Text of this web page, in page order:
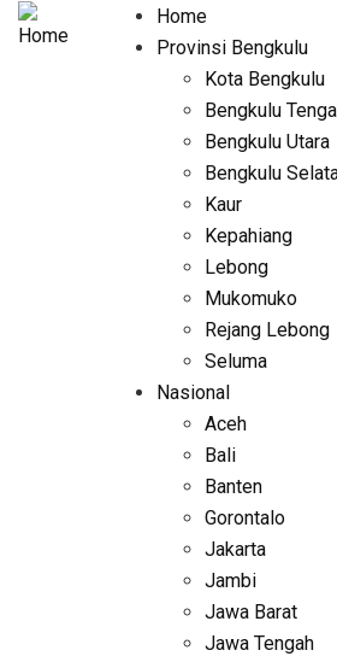
Skip
Main
navigation
Home
Provinsi Bengkulu
Kota Bengkulu
Bengkulu
Bengkulu Utara
Bengkulu
Kaur
Kepahiang
Lebong
Mukomuko
Rejang Lebong
Seluma
Nasional
Aceh
Bali
Banten
Gorontalo
Jakarta
Jambi
Jawa Barat
Jawa Tengah